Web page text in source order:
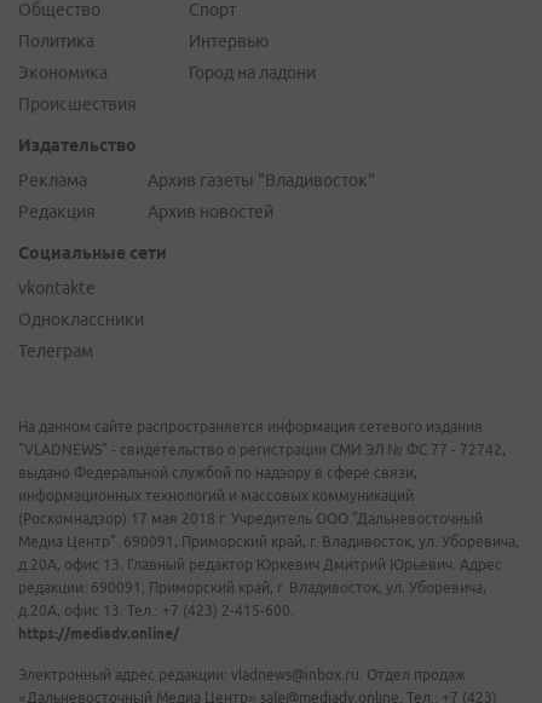
Общество
Политика
Экономика
Происшествия
Спорт
Интервью
Город на ладони
Издательство
Реклама
Редакция
Архив газеты "Владивосток"
Архив новостей
Социальные сети
vkontakte
Одноклассники
Телеграм
На данном сайте распространяется информация сетевого издания
"VLADNEWS" - свидетельство о регистрации СМИ ЭЛ № ФС 77 - 72742,
выдано Федеральной службой по надзору в сфере связи,
информационных технологий и массовых коммуникаций
(Роскомнадзор) 17 мая 2018 г. Учредитель ООО "Дальневосточный
Медиа Центр". 690091, Приморский край, г. Владивосток, ул. Уборевича,
д.20А, офис 13. Главный редактор Юркевич Дмитрий Юрьевич. Адрес
редакции: 690091, Приморский край, г. Владивосток, ул. Уборевича,
д.20А, офис 13. Тел.: +7 (423) 2-415-600.
https://mediadv.online/
Электронный адрес редакции: vladnews@inbox.ru. Отдел продаж
«Дальневосточный Медиа Центр» sale@mediadv.online. Тел.: +7 (423)